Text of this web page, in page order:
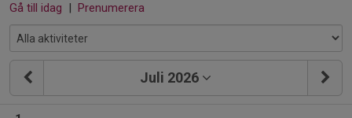
Gå till idag | Prenumerera
Juli 2026